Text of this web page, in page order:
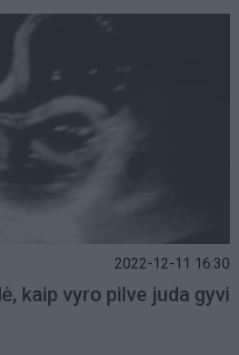
2022-12-11 16:30
kaip vyro pilve juda gyvi